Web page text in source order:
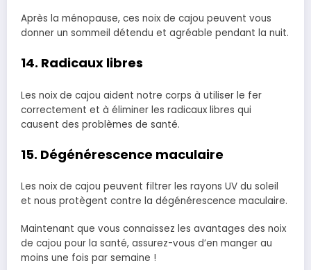
Après la ménopause, ces noix de cajou peuvent vous
donner un sommeil détendu et agréable pendant la nuit.
14. Radicaux libres
Les noix de cajou aident notre corps à utiliser le fer
correctement et à éliminer les radicaux libres qui
causent des problèmes de santé.
15. Dégénérescence maculaire
Les noix de cajou peuvent filtrer les rayons UV du soleil
et nous protègent contre la dégénérescence maculaire.
Maintenant que vous connaissez les avantages des noix
de cajou pour la santé, assurez-vous d’en manger au
moins une fois par semaine !